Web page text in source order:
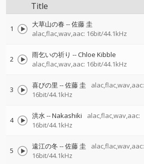
Title
1 大草山の春 --佐藤 圭
alac,flac,wav,aac: 16bit/44.1kHz
2 雨乞いの祈り --Chloe Kibble
alac,flac,wav,aac: 16bit/44.1kHz
3 喜びの里 --佐藤 圭
alac,flac,wav,aac:
16bit/44.1kHz
4 洪水--Nakashiki
alac,flac,wav,aac:
16bit/44.1kHz
5 遠江の冬 --佐藤 圭
alac,flac,wav,aac:
16bit/44.1kHz